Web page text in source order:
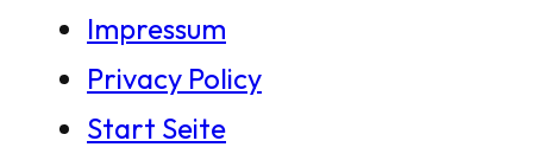
Impressum
Privacy Policy
Start Seite